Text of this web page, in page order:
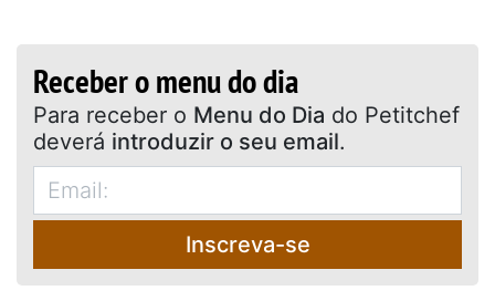
Receber o menu do dia
Para receber o Menu do Dia do Petitchef
deverá introduzir o seu email.
Inscreva-se